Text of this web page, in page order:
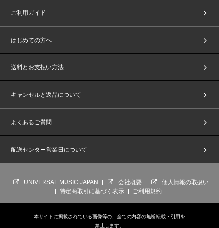
ご利用ガイド
はじめての方へ
送料とお支払い方法
キャンセルと返品について
よくあるご質問
配送センター営業日について
UNIVERSAL MUSIC JAPAN 会社概要
個人情報の取扱い
特定商取引に基づく表示
ご利用規約
本サイトに掲載されている画像等の、全ての内容の無断転載・引用を
禁止します。